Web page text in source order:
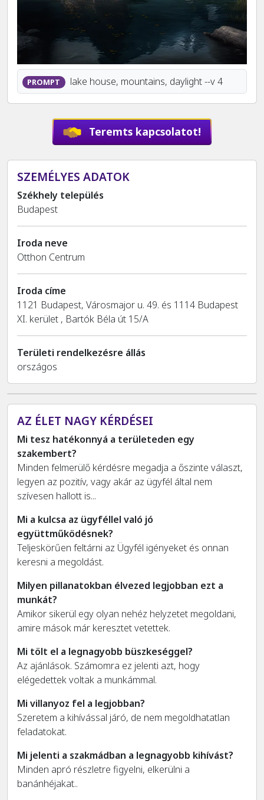
PROMPT lake house, mountains, daylight --v 4
Teremts kapcsolatot!
SZEMÉLYES ADATOK
Székhely település
Budapest
Iroda neve
Otthon Centrum
Iroda címe
1121 Budapest, Városmajor u. 49. és 1114 Budapest
XI. kerület , Bartók Béla út 15/A
Területi rendelkezésre állás
országos
AZ ÉLET NAGY KÉRDÉSEI
Mi tesz hatékonnyá a területeden egy
szakembert?
Minden felmerülő kérdésre megadja a őszinte választ,
legyen az pozitív, vagy akár az ügyfél által nem
szívesen hallott is...
Mi a kulcsa az ügyféllel való jó
együttműködésnek?
Teljeskörűen feltárni az Ügyfél igényeket és onnan
keresni a megoldást.
Milyen pillanatokban élvezed legjobban ezt a
munkát?
Amikor sikerül egy olyan nehéz helyzetet megoldani,
amire mások már keresztet vetettek.
Mi tölt el a legnagyobb büszkeséggel?
Az ajánlások. Számomra ez jelenti azt, hogy
elégedettek voltak a munkámmal.
Mi villanyoz fel a legjobban?
Szeretem a kihívással járó, de nem megoldhatatlan
feladatokat.
Mi jelenti a szakmádban a legnagyobb kihívást?
Minden apró részletre figyelni, elkerülni a
banánhéjakat..